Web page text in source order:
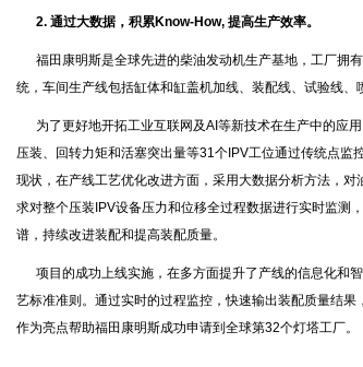
2. 通过大数据，积累Know-How, 提高生产效率。
福田康明斯是全球先进的柴油发动机生产基地，工厂拥
统，车间生产线包括缸体和缸盖机加线、装配线、试验线
为了更好地开拓工业互联网及AI等新技术在生产中的应
压装、回转力矩和活塞突出量等31个IPV工位通过传统点
现状，在产线工艺优化改进方面，采用大数据分析方法，
求对整个压装IPV设备压力和位移全过程数据进行实时监测
谱，持续改进装配和提高装配质量。
项目的成功上线实施，在多方面提升了产线的信息化和
艺标准准则。通过实时的过程监控，快速输出装配质量结
作为亮点帮助福田康明斯成功申请到全球第32个灯塔工厂。